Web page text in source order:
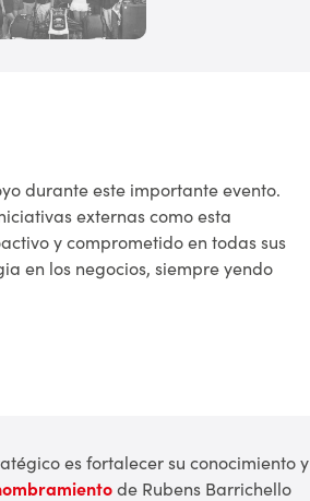
durante este importante evento.
externas como esta
y comprometido en todas sus
en los negocios, siempre yendo
es fortalecer su conocimiento y
de Rubens Barrichello